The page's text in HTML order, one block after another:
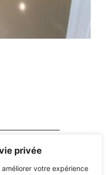
privée
votre expérience
Rivolet